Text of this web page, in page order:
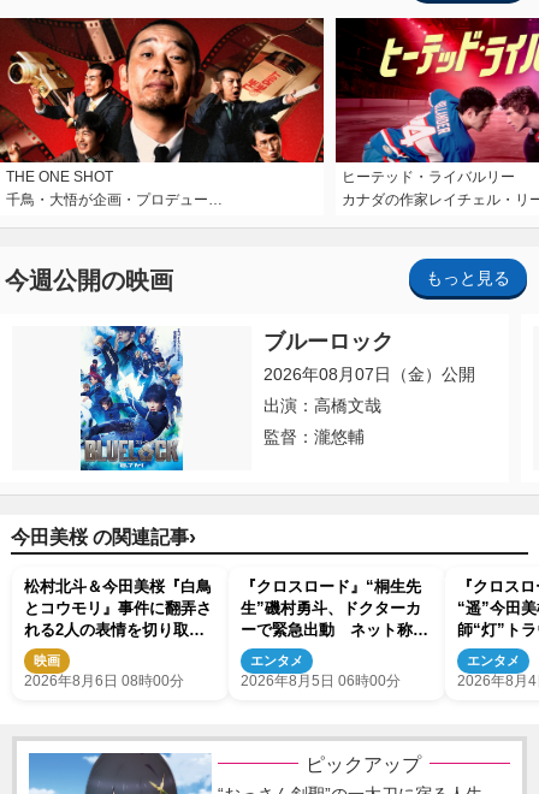
THE ONE SHOT
千鳥・大悟が企画・プロデュー…
ヒーテッド・ライバルリー
カナダの作家レイチェル・リ
今週公開の映画 もっと見る
ブルーロック
2026年08月07日（金）公開
出演：高橋文哉
監督：瀧悠輔
今田美桜 の関連記事›
松村北斗＆今田美桜『白鳥
とコウモリ』事件に翻弄さ
れる2人の表情を切り取っ
た場面写真解禁
映画
2026年8月6日 08時00分
『クロスロード』“桐生先
生”磯村勇斗、ドクターカ
ーで緊急出動 ネット称賛
「かっこいい」「好きが増
す」
エンタメ
2026年8月5日 06時00分
『クロス
“遥”今田
師“灯”ト
立 2人の
に
エンタメ
2026年8月
ピックアップ